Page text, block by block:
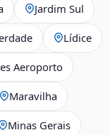
Jardim Sul
Lídice
Aeroporto
Maravilha
Minas Gerais